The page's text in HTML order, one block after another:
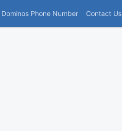
Dominos Phone Number Contact Us